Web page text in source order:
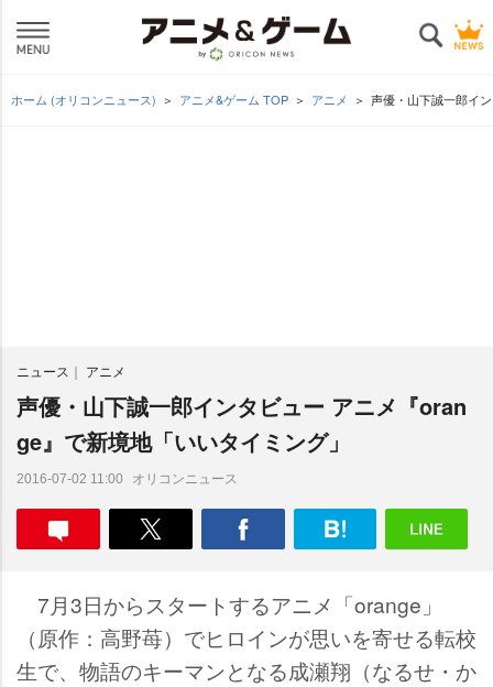
ホーム (オリコンニュース) アニメ&ゲーム TOP アニメ 声優・山下誠一郎イ
ニュース アニメ
声優・山下誠一郎インタビュー アニメ『oran
ge』で新境地「いいタイミング」
2016-07-02 11:00 オリコンニュース
7月3日からスタートするアニメ「orange」
（原作：高野苺）でヒロインが思いを寄せる転校
生で、物語のキーマンとなる成瀬翔（なるせ・か